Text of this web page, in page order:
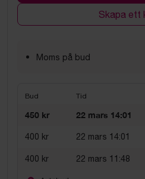
Skapa ett
Moms på bud
Bud Tid
450 kr 22 mars 14:01
400 kr 22 mars 14:01
400 kr 22 mars 11:48